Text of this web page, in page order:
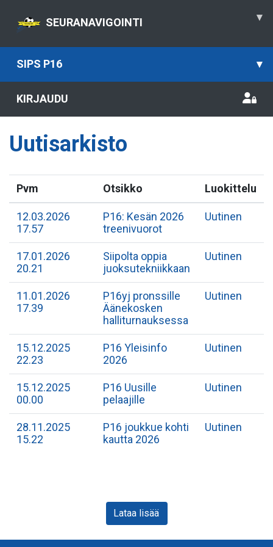
SEURANAVIGOINTI ▾
SIPS P16 ▾
KIRJAUDU
Uutisarkisto
Pvm Otsikko Luokittelu
12.03.2026
17.57
P16: Kesän 2026
treenivuorot
Uutinen
17.01.2026
20.21
Siipolta oppia
juoksutekniikkaan
Uutinen
11.01.2026
17.39
P16yj pronssille
Äänekosken
halliturnauksessa
Uutinen
15.12.2025
22.23
P16 Yleisinfo
2026
Uutinen
15.12.2025
00.00
P16 Uusille
pelaajille
Uutinen
28.11.2025
15.22
P16 joukkue kohti
kautta 2026
Uutinen
Lataa lisää